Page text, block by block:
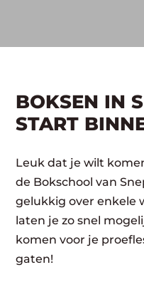
BOKSEN IN
START
Leuk dat je wilt
de Bokschool van
gelukkig over enkele
laten je zo snel
komen voor je
gaten!